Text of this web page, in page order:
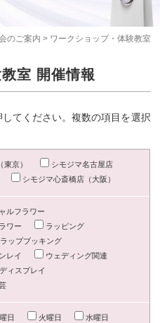
のご案内 > ワークショップ・体験教室
室 開催情報
てください。複数の項目を選択
京）
シモジマ名古屋店
シモジマ心斎橋店（大阪）
ルフラワー
ワー
ラッピング
ップブッキング
レイ
ウェディング関連
ディスプレイ
日 火曜日
水曜日